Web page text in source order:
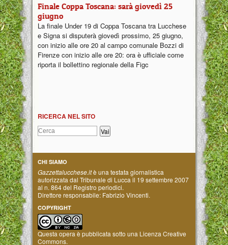
Finale Coppa Toscana: sarà giovedì 25
giugno
La finale Under 19 di Coppa Toscana tra Lucchese
e Signa si disputerà giovedì prossimo, 25 giugno,
con inizio alle ore 20 al campo comunale Bozzi di
Firenze con inizio alle ore 20: ora è ufficiale come
riporta il bollettino regionale della Figc
RICERCA NEL SITO
CHI SIAMO
Gazzettalucchese.itè una testata giornalistica
autorizzata dal Tribunale di Lucca il 19 settembre 2007
al n. 864 del Registro periodici.
Direttore responsabile: Fabrizio Vincenti.
COPYRIGHT
Questa opera è pubblicata sotto una Licenza Creative
Commons.